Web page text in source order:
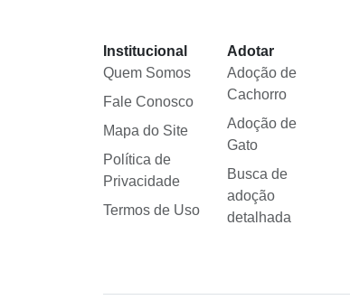
Institucional
Quem Somos
Fale Conosco
Mapa do Site
Política de
Privacidade
Termos de Uso
Adotar
Adoção de
Cachorro
Adoção de
Gato
Busca de
adoção
detalhada